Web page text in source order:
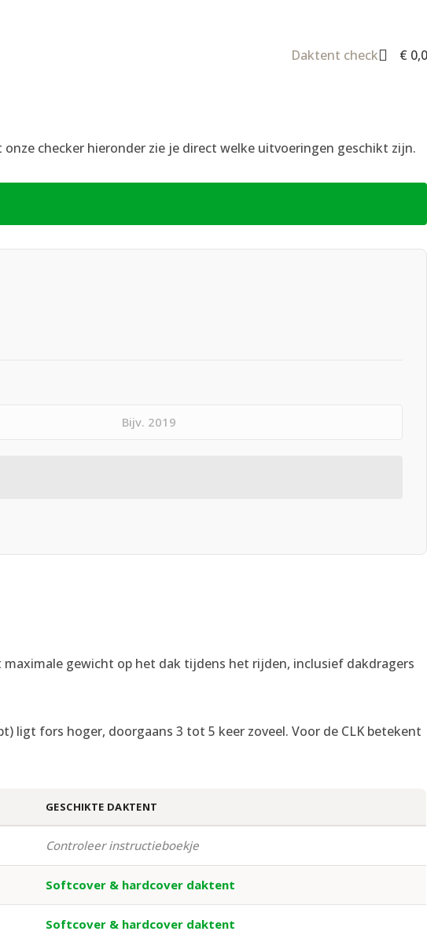
Daktent check €
checker hieronder zie je direct welke uitvoeringen geschikt zijn.
maximale gewicht op het dak tijdens het rijden, inclusief dakdragers
ligt fors hoger, doorgaans 3 tot 5 keer zoveel. Voor de CLK betekent
GESCHIKTE DAKTENT
Controleer instructieboekje
Softcover & hardcover daktent
Softcover & hardcover daktent